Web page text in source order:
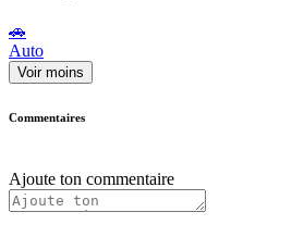
🚗
Auto
Voir moins
Commentaires
Ajoute ton commentaire